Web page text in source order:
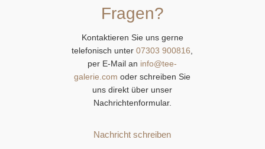
Fragen?
Kontaktieren Sie uns gerne
telefonisch unter07303 900816
per E-Mail an info@tee-
galerie.com oder schreiben Sie
uns direkt über unser
Nachrichtenformular.
Nachricht schreiben